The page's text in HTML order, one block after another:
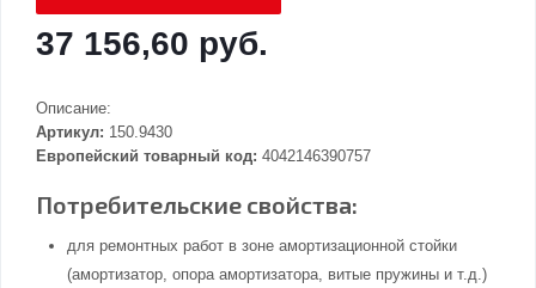
37 156,60 руб.
Описание:
Артикул: 150.9430
Европейский товарный код: 4042146390757
Потребительские свойства:
для ремонтных работ в зоне амортизационной стойки
(амортизатор, опора амортизатора, витые пружины и т.д.)